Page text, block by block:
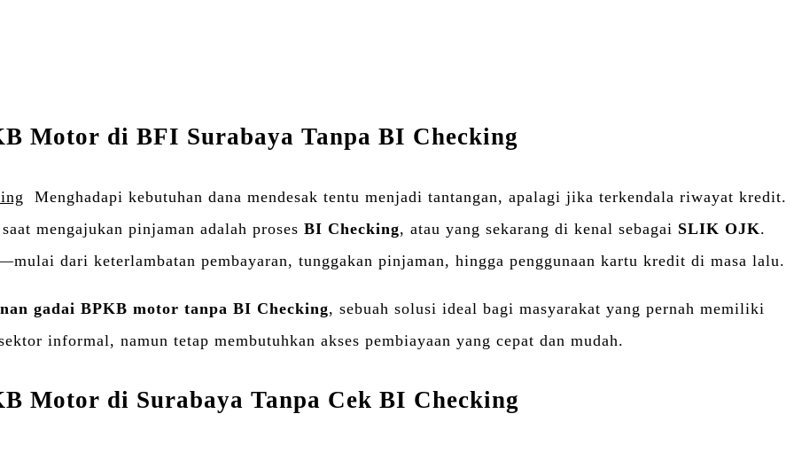
Motor di BFI Surabaya Tanpa BI Checking
Menghadapi kebutuhan dana mendesak tentu menjadi tantangan, apalagi jika terkendala riwayat kredit.
mengajukan pinjaman adalah proses BI Checking, atau yang sekarang di kenal sebagai SLIK OJK.
dari keterlambatan pembayaran, tunggakan pinjaman, hingga penggunaan kartu kredit di masa lalu.
gadai BPKB motor tanpa BI Checking, sebuah solusi ideal bagi masyarakat yang pernah memiliki
informal, namun tetap membutuhkan akses pembiayaan yang cepat dan mudah.
Motor di Surabaya Tanpa Cek BI Checking